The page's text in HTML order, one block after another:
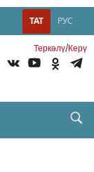
РУС
ТАТ
Теркəлү/Керү